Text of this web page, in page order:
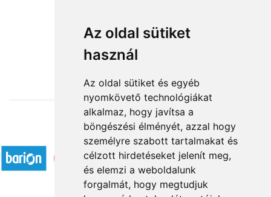
Az oldal sütiket
használ
Az oldal sütiket és egyéb
nyomkövető technológiákat
alkalmaz, hogy javítsa a
böngészési élményét, azzal hogy
személyre szabott tartalmakat és
célzott hirdetéseket jelenít meg,
és elemzi a weboldalunk
forgalmát, hogy megtudjuk
from HUF24,800
Accepted payment methods